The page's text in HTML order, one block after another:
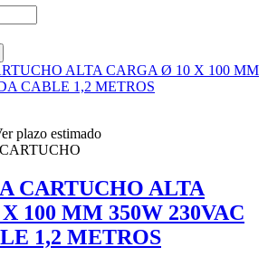
plazo estimado
CARTUCHO ALTA
100 MM 350W 230VAC
1,2 METROS